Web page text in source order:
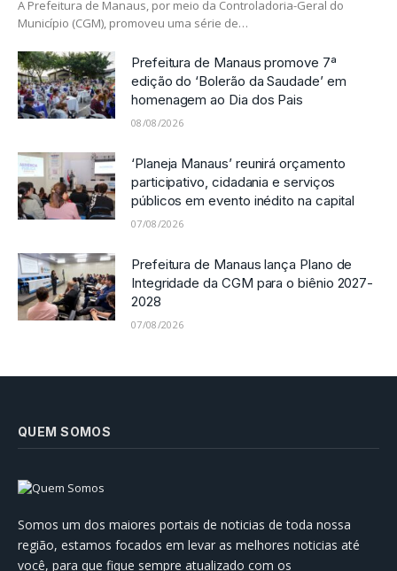
A Prefeitura de Manaus, por meio da Controladoria-Geral do
Município (CGM), promoveu uma série de…
Prefeitura de Manaus promove 7ª
edição do ‘Bolerão da Saudade’ em
homenagem ao Dia dos Pais
08/08/2026
‘Planeja Manaus’ reunirá orçamento
participativo, cidadania e serviços
públicos em evento inédito na capital
07/08/2026
Prefeitura de Manaus lança Plano de
Integridade da CGM para o biênio 2027-
2028
07/08/2026
QUEM SOMOS
Somos um dos maiores portais de noticias de toda nossa
região, estamos focados em levar as melhores noticias até
você, para que fique sempre atualizado com os